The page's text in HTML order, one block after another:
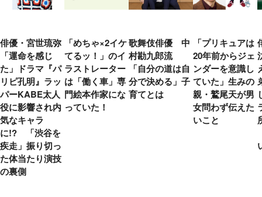
俳優・宮世琉弥
「運命を感じ
た」ドラマ『パ
リピ孔明』ラッ
パーKABE太人
役に影響され内
気なキャラ
に!? 「渋谷を
疾走」振り切っ
た体当たり演技
の裏側
「めちゃ×2イケ
てるッ！」のイ
ラストレーター
は「働く車」専
門絵本作家にな
っていた！
歌舞伎俳優 中
村勘九郎流
「自分の道は自
分で決める」子
育てとは
「プリキュアは
20年前からジェ
ンダーを意識し
ていた」生みの
親・鷲尾天が男
女問わず伝えた
いこと